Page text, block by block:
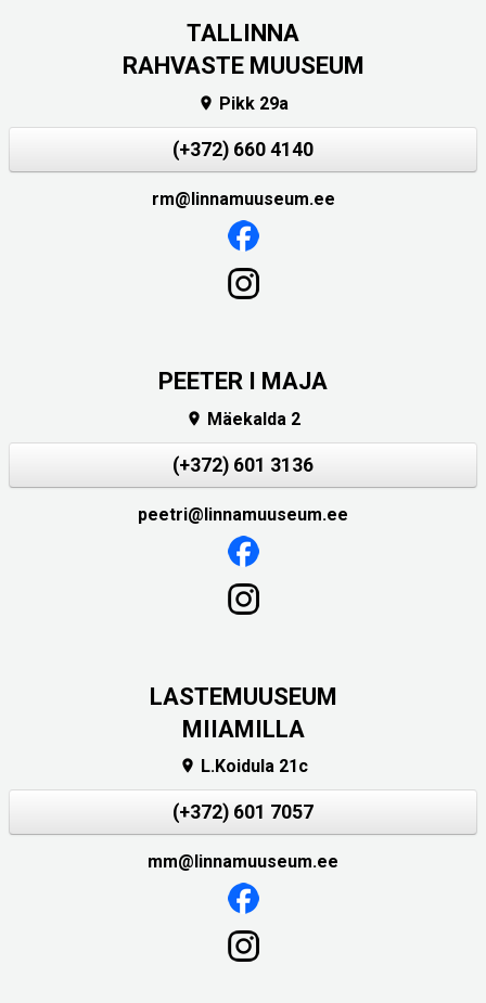
TALLINNA
RAHVASTE MUUSEUM
 Pikk 29a
(+372) 660 4140
rm@linnamuuseum.ee
PEETER I MAJA
 Mäekalda 2
(+372) 601 3136
peetri@linnamuuseum.ee
LASTEMUUSEUM
MIIAMILLA
 L.Koidula 21c
(+372) 601 7057
mm@linnamuuseum.ee